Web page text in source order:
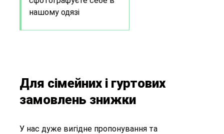
нашому одязі
Для сімейних і гуртових
замовлень знижки
У нас дуже вигідне пропонування та